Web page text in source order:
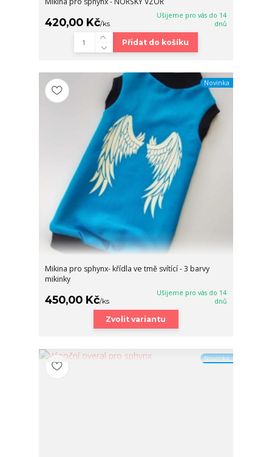
420,00 Kč/ks
Ušijeme pro vás do 14
dnů
Přidat do košíku
Novinka
Mikina pro sphynx- křídla ve tmě svítící - 3 barvy
mikinky
450,00 Kč/ks
Ušijeme pro vás do 14
dnů
Zvolit variantu
Novinka